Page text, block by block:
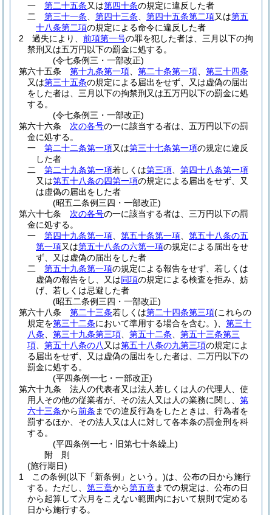
一
第二十五条又は第四十条の規定に違反した者
二
第三十一条 第四十三条 第四十五条第二項又は第五
十八条第二項の規定による命令に違反した者
2
過失により、 前項第一号の罪を犯した者は、三月以下の拘
禁刑又は五万円以下の罰金に処する。
(令七条例三・一部改正)
第六十五条
第十九条第一項 第二十条第一項
第三十四条
又は第三十五条の規定による届出をせず、又は虚偽の届出
をした者は、三月以下の拘禁刑又は五万円以下の罰金に処
する。
(令七条例三・一部改正)
第六十六条
次の各号の一に該当する者は、五万円以下の罰
金に処する。
一
第二十二条第一項又は第三十七条第一項の規定に違反
した者
二
第二十九条第一項若しくは第三項
第四十八条第一項
又は第五十八条の四第一項の規定による届出をせず、又
は虚偽の届出をした者
(昭五二条例三四・一部改正)
第六十七条
次の各号の一に該当する者は、三万円以下の罰
金に処する。
一
第四十九条第一項 第五十条第一項
第五十八条の五
第一項又は第五十八条の六第一項の規定による届出をせ
ず、又は虚偽の届出をした者
二
第五十九条第一項の規定による報告をせず、若しくは
虚偽の報告をし、又は同項の規定による検査を拒み、妨
げ、若しくは忌避した者
(昭五二条例三四・一部改正)
第六十八条
第二十三条若しくは第二十四条第三項(これらの
規定を第三十二条において準用する場合を含む。)
第三十
八条
第三十九条第三項 第五十二条
第五十三条第三
項
第五十八条の八 又は第五十八条の九第三項の規定によ
る届出をせず、又は虚偽の届出をした者は、二万円以下の
罰金に処する。
(平四条例一七・一部改正)
第六十九条
法人の代表者又は法人若しくは人の代理人、使
用人その他の従業者が、その法人又は人の業務に関し、 第
六十三条から前条 までの違反行為をしたときは、行為者を
罰するほか、その法人又は人に対して各本条の罰金刑を科
する。
(平四条例一七・旧第七十条繰上)
附 則
(施行期日)
1
この条例(以下「新条例」という。)は、公布の日から施行
する。 ただし、 第三章から第五章までの規定は、公布の日
から起算して六月をこえない範囲内において規則で定める
日から施行する。